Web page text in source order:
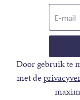
Door gebruik te
met de